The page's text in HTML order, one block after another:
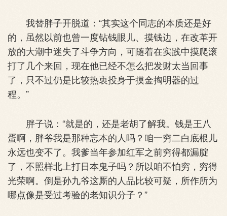
我替胖子开脱道：“其实这个同志的本质还是好
的，虽然以前也曾一度钻钱眼儿、摸钱边，在改革开
放的大潮中迷失了斗争方向，可随着在实践中摸爬滚
打了几个来回，现在他已经不怎么把发财太当回事
了，只不过仍是比较热衷投身于摸金掏明器的过
程。”
胖子说：“就是的，还是老胡了解我。钱是王八
蛋啊，胖爷我是那种忘本的人吗？咱一穷二白底根儿
永远也变不了。我爹当年参加红军之前穷得都漏腚
了，不照样北上打日本鬼子吗？所以咱不怕穷，穷得
光荣啊。倒是孙九爷这厮的人品比较可疑，所作所为
哪点像是受过考验的老知识分子？”